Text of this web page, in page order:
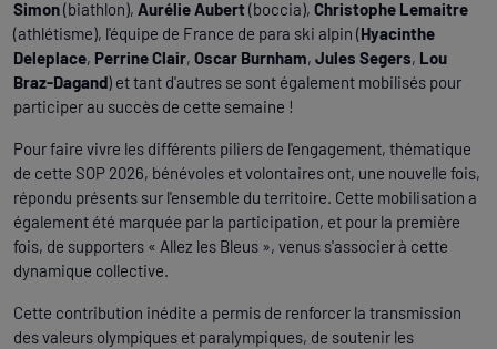
Simon(biathlon), Aurélie Aubert (boccia), Christophe Lemaitre
(athlétisme), l'équipe de France de para ski alpin (Hyacinthe
Deleplace, Perrine Clair, Oscar Burnham, Jules Segers, Lou
Braz-Dagand) et tant d'autres se sont également mobilisés pour
participer au succès de cette semaine !
Pour faire vivre les différents piliers de l'engagement, thématique
de cette SOP 2026, bénévoles et volontaires ont, une nouvelle fois,
répondu présents sur l'ensemble du territoire. Cette mobilisation a
également été marquée par la participation, et pour la première
fois, de supporters « Allez les Bleus », venus s'associer à cette
dynamique collective.
Cette contribution inédite a permis de renforcer la transmission
des valeurs olympiques et paralympiques, de soutenir les